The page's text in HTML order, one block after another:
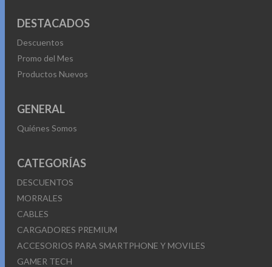
DESTACADOS
Descuentos
Promo del Mes
Productos Nuevos
GENERAL
Quiénes Somos
CATEGORÍAS
DESCUENTOS
MORRALES
CABLES
CARGADORES PREMIUM
ACCESORIOS PARA SMARTPHONE Y MOVILES
GAMER TECH